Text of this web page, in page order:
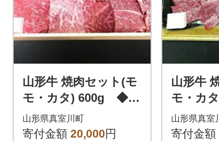
山形牛 焼肉セット(モ
モ・カタ) 600g ◆45
73726
山形県真室川町
寄付金額 20,000円
山形牛
モ・カ
73727
山形県真室
寄付金額